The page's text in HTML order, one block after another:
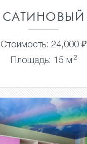
САТИНОВЫЙ
Стоимость: 24,000 ₽
Площадь: 15 м 2